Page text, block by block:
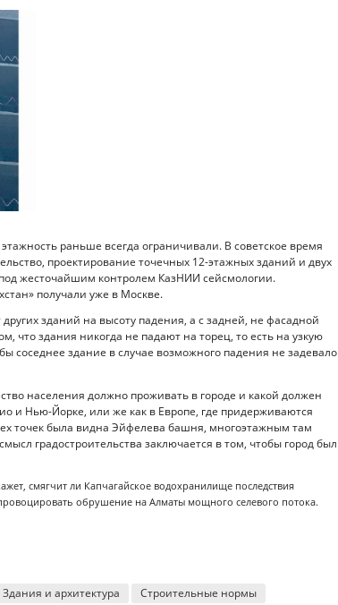
раньше всегда ограничивали. В советское время
проектирование точечных 12-этажных зданий и двух
жесточайшим контролем КазНИИ сейсмологии.
получали уже в Москве.
зданий на высоту падения, а с задней, не фасадной
что здания никогда не падают на торец, то есть на узкую
соседнее здание в случае возможного падения не задевало
населения должно проживать в городе и какой должен
и Нью-Йорке, или же как в Европе, где придерживаются
точек была видна Эйфелева башня, многоэтажным там
градостроительства заключается в том, чтобы город был
смягчит ли Капчагайское водохранилище последствия
обрушение на Алматы мощного селевого потока.
Здания и архитектура Строительные нормы